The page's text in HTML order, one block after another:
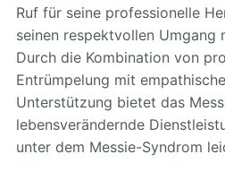
Ruf für seine professionelle
seinen respektvollen Umgang
Durch die Kombination von
Entrümpelung mit
Unterstützung bietet das
lebensverändernde
unter dem Messie-Syndrom